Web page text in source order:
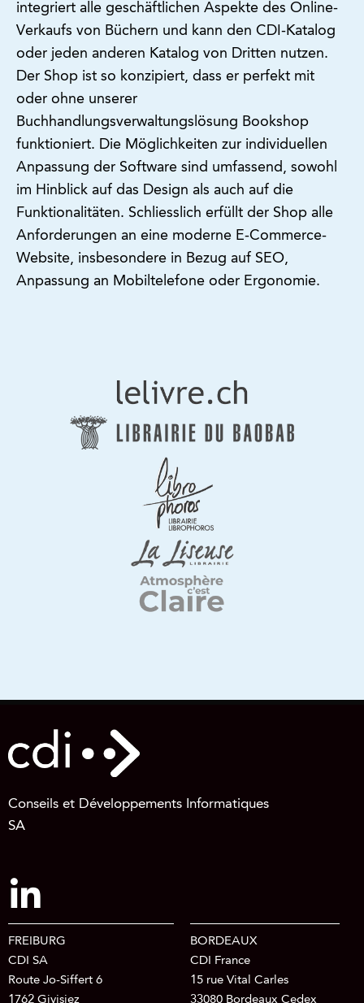
integriert alle geschäftlichen Aspekte des Online-
Verkaufs von Büchern und kann den CDI-Katalog
oder jeden anderen Katalog von Dritten nutzen.
Der Shop ist so konzipiert, dass er perfekt mit
oder ohne unserer
Buchhandlungsverwaltungslösung Bookshop
funktioniert. Die Möglichkeiten zur individuellen
Anpassung der Software sind umfassend, sowohl
im Hinblick auf das Design als auch auf die
Funktionalitäten. Schliesslich erfüllt der Shop alle
Anforderungen an eine moderne E-Commerce-
Website, insbesondere in Bezug auf SEO,
Anpassung an Mobiltelefone oder Ergonomie.
Conseils et Développements Informatiques
SA
FREIBURG
CDI SA
Route Jo-Siffert 6
1762 Givisiez
BORDEAUX
CDI France
15 rue Vital Carles
33080 Bordeaux Cedex